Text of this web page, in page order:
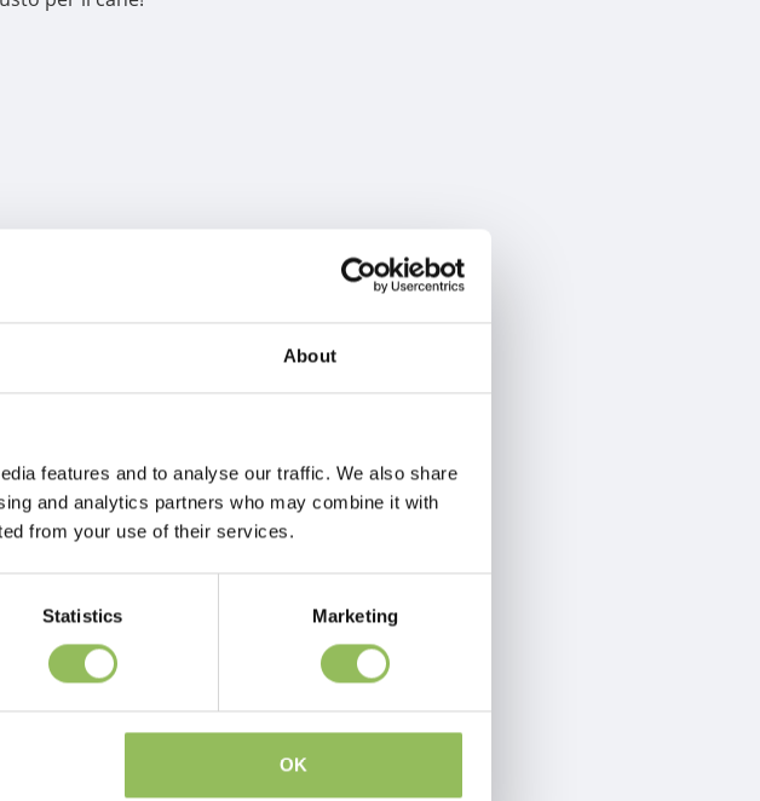
About
features and to analyse our traffic. We also share
and analytics partners who may combine it with
from your use of their services.
Statistics Marketing
OK
il cane è a casa da
superiore.
delle spazzole che a
e/o ai denti.